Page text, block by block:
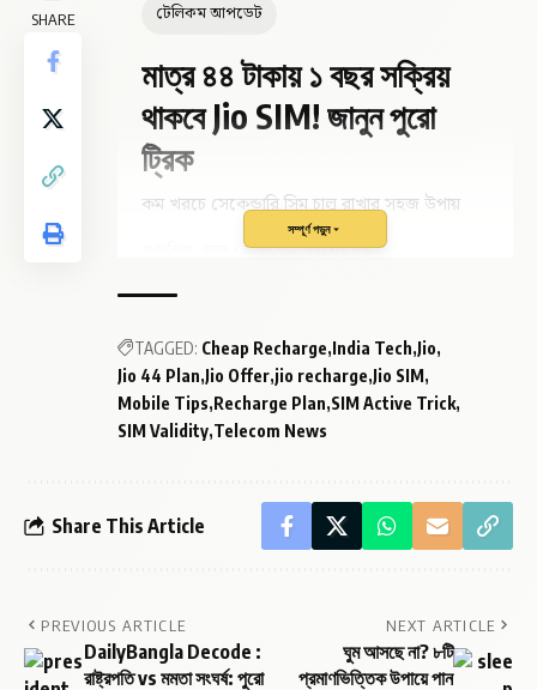
SHARE টেলিকম আপডেট
মাত্র ৪৪ টাকায় ১ বছর সক্রিয়
থাকবে Jio SIM! জানুন পুরো
ট্রিক
কম খরচে সেকেন্ডারি সিম চালু রাখার সহজ উপায়
প্রকাশিত: আজ • আপডেট: সর্বশেষ তথ্য
সমস্যা—রিচার্জ না করলেই সিম বন্ধ হয়ে যায়।
তবে রিলায়েন্স জিও ব্যবহারকারীদের জন্য
রয়েছে একটি সস্তা ও কার্যকর উপায়, যার
মাধ্যমে মাত্র ৪৪ টাকায় পুরো বছর সিম সক্রিয়
কীভাবে ৪৪ টাকায় ১ বছর সিম চালু রাখবেন?
একটি ছোট কৌশল ব্যবহার করলেই এই সুবিধা
পাওয়া সম্ভব। মূল বিষয়টি হলো ৯০ দিনের
সম্পূর্ণ পড়ুন
TAGGED: Cheap Recharge India Tech Jio
Jio 44 Plan Jio Offer jio recharge Jio SIM
Mobile Tips Recharge Plan SIM Active Trick
SIM Validity Telecom News
Share This Article
PREVIOUS ARTICLE
DailyBangla Decode :
রাষ্ট্রপতি vs মমতা সংঘর্ষ: পুরো
NEXT ARTICLE
ঘুম আসছে না? ৮টি
প্রমাণভিত্তিক উপায়ে পান